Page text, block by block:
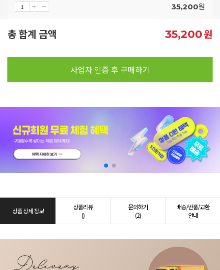
35,200원
총 합계 금액 35,200원
사업자 인증 후 구매하기
상품 상세 정보
상품리뷰
()
문의하기
(2)
배송/반품/교환
안내